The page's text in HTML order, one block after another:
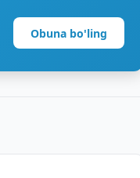
Obuna bo'ling